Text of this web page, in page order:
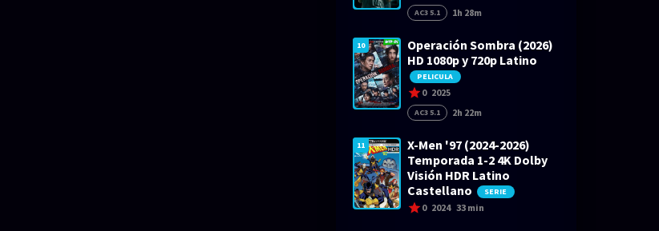
AC3 5.1 1h 28m
10
Operación Sombra (2026)
HD 1080p y 720p Latino
PELICULA
0 2025
AC3 5.1 2h 22m
11
X-Men '97 (2024-2026)
Temporada 1-2 4K Dolby
Visión HDR Latino
Castellano
SERIE
0 2024 33 min